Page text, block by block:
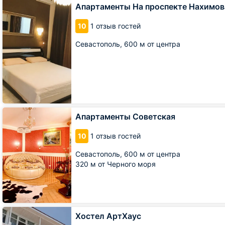
Апартаменты На проспекте
10 1 отзыв гостей
Севастополь, 600 м от центра
На
проспекте
Нахимова
Апартаменты Советская
10 1 отзыв гостей
Севастополь, 600 м от центра
320 м от Черного моря
Апартаменты
Советская
Хостел АртХаус
Хостел
АртХаус